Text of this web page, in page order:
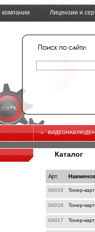
компании Лицензии и
Каталог
Арт.
04019 Тонер-
04018 Тонер-
04017 Тонер-